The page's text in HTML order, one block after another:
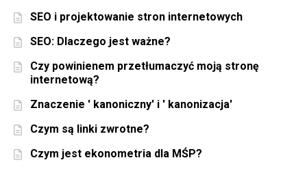
SEO i projektowanie stron internetowych
SEO: Dlaczego jest ważne?
Czy powinienem przetłumaczyć moją stronę
internetową?
Znaczenie ' kanoniczny' i ' kanonizacja'
Czym są linki zwrotne?
Czym jest ekonometria dla MŚP?